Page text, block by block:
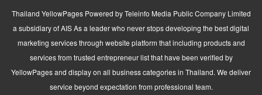
Thailand YellowPages Powered by Teleinfo Media Public Company Limited
a subsidiary of AIS As a leader who never stops developing the best digital
marketing services through website platform that including products and
services from trusted entrepreneur list that have been verified by
YellowPages and display on all business categories in Thailand. We deliver
service beyond expectation from professional team.